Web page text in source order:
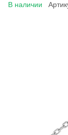
В наличии